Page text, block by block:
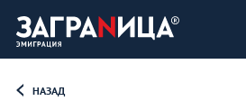
НАЗАД